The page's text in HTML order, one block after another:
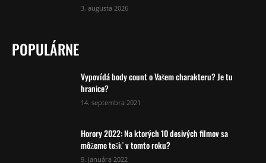
3. augusta 2026
POPULÁRNE
Vypovídá body count o Vašem charakteru? Je tu
hranice?
14. septembra 2021
Horory 2022: Na ktorých 10 desivých filmov sa
môžeme tešiť v tomto roku?
9. januára 2022